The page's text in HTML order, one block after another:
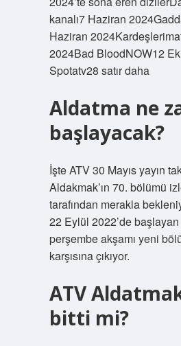
kanalı7 Haziran
Haziran
2024Bad BloodNOW12
Spotatv28 satır daha
Aldatma ne
başlayacak?
İşte ATV 30 Mayıs yayın
Aldakmak’ın 70. bölümü
tarafından merakla
22 Eylül 2022’de
perşembe akşamı yeni
karşısına çıkıyor.
ATV
bitti mi?